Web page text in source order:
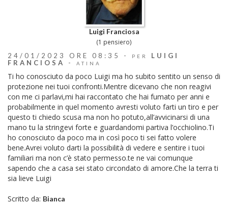
Luigi Franciosa
(1 pensiero)
24/01/2023 ORE 08:35 - PER
LUIGI
FRANCIOSA
- ATINA
Ti ho conosciuto da poco Luigi ma ho subito sentito un senso di
protezione nei tuoi confronti.Mentre dicevano che non reagivi
con me ci parlavi,mi hai raccontato che hai fumato per anni e
probabilmente in quel momento avresti voluto farti un tiro e per
questo ti chiedo scusa ma non ho potuto,all’avvicinarsi di una
mano tu la stringevi forte e guardandomi partiva l’occhiolino.Ti
ho conosciuto da poco ma in così poco ti sei fatto volere
bene.Avrei voluto darti la possibilità di vedere e sentire i tuoi
familiari ma non c’è stato permesso.te ne vai comunque
sapendo che a casa sei stato circondato di amore.Che la terra ti
sia lieve Luigi
Scritto da: Bianca